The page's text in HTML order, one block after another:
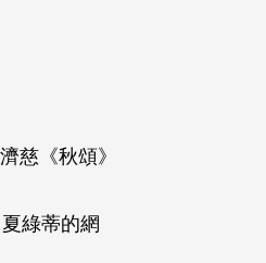
慈《秋頌》
綠蒂的網